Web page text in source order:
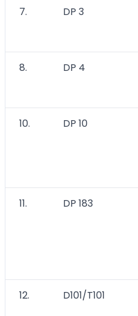
7. DP 3
8. DP 4
10. DP 10
11. DP 183
12. D101/T101